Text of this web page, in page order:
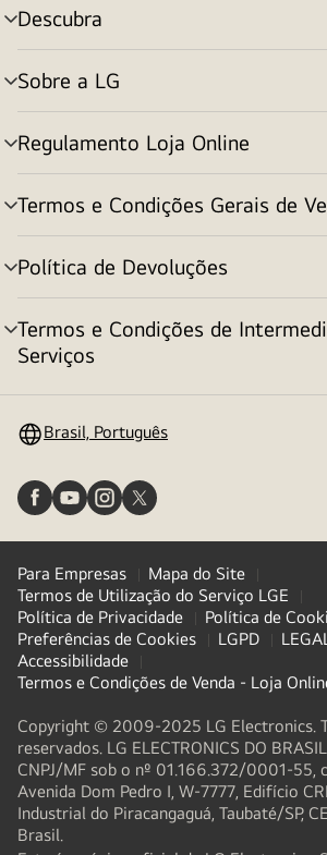
Descubra
alternar
menu
Sobre a LG
alternar
menu
Regulamento Loja Online
alternar
menu
Termos e Condições Gerais de
alternar
menu
Política de Devoluções
alternar
menu
Termos e Condições de
Serviços
alternar
Brasil, Português
Para Empresas
Mapa do Site
Termos de Utilização do Serviço LGE
Política de Privacidade
Política de
Preferências de Cookies
LGPD
Accessibilidade
Termos e Condições de Venda - Loja
Copyright © 2009-2025 LG Electronics.
reservados. LG ELECTRONICS DO
CNPJ/MF sob o nº 01.166.372/0001-55,
Avenida Dom Pedro I, W-7777, Edifício
Industrial do Piracangaguá, Taubaté/SP,
Brasil.